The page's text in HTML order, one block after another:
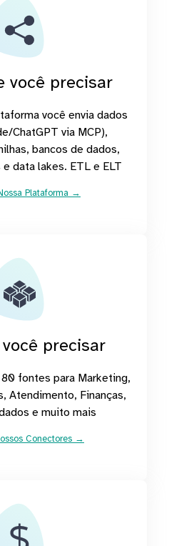
você precisar
você envia dados
ChatGPT via MCP),
bancos de dados,
data lakes. ETL e ELT
Plataforma →
precisar
fontes para Marketing,
Atendimento, Finanças,
e muito mais
Conectores →